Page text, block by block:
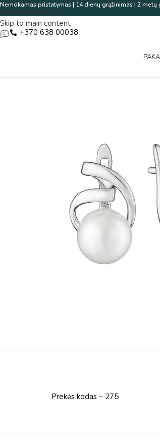
Skip to navigation
Skip to main content
Nemokamas pristatymas | 14 dienų grąžinimas | 2 metų
+370 638 00038
Prekės kodas – 275